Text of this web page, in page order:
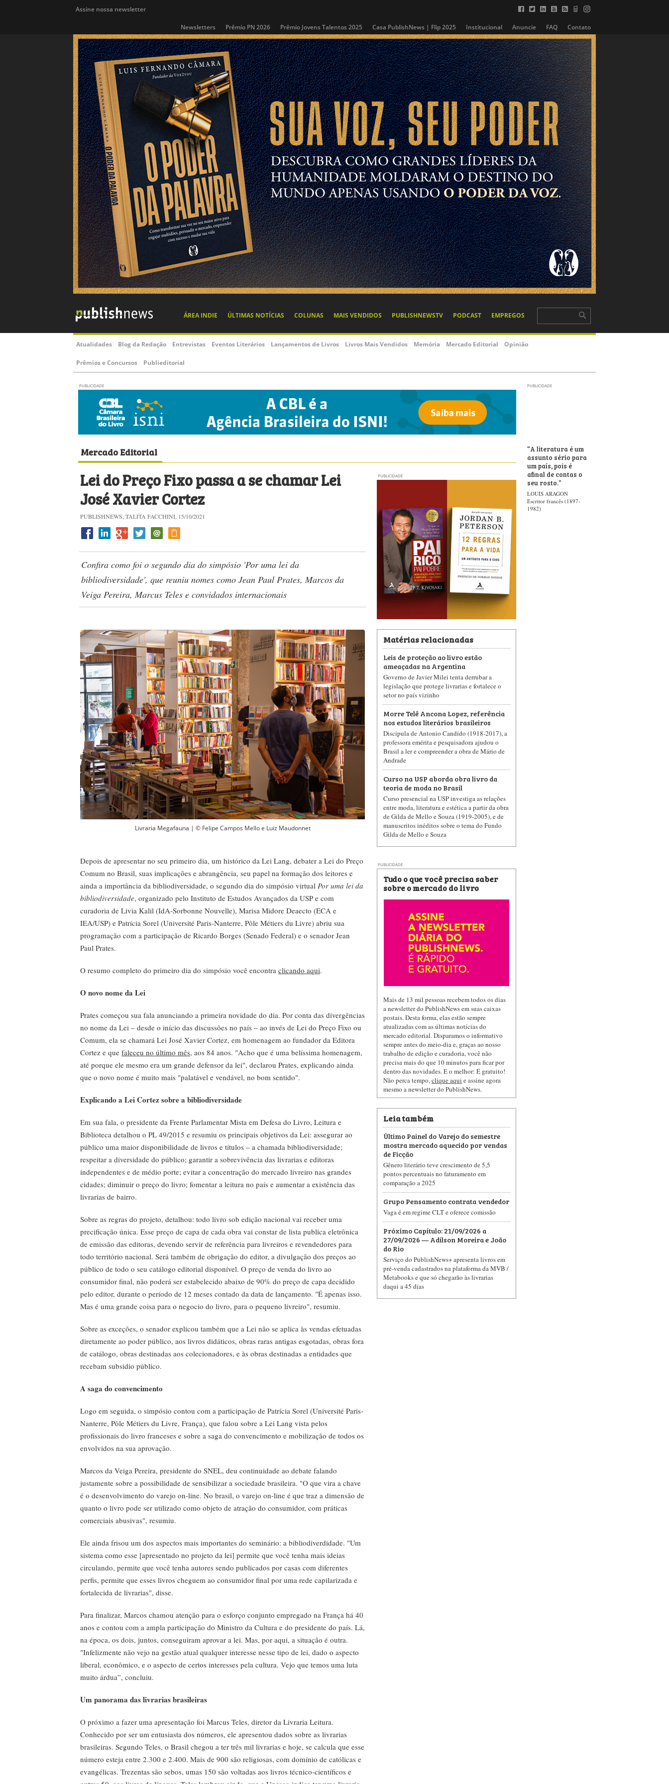
Assine nossa newsletter
Newsletters Prêmio PN 2026 Prêmio Jovens Talentos 2025 Casa PublishNews | Flip 2025 Institucional Anuncie FAQ Contato
ÁREA INDIE ÚLTIMAS NOTÍCIAS COLUNAS MAIS VENDIDOS PUBLISHNEWSTV PODCAST EMPREGOS
Atualidades Blog da Redação Entrevistas Eventos Literários Lançamentos de Livros Livros Mais Vendidos Memória Mercado Editorial Opinião
Prêmios e Concursos Publieditorial
PUBLICIDADE PUBLICIDADE
Mercado Editorial
Lei do Preço Fixo passa a se chamar Lei
José Xavier Cortez
PUBLISHNEWS, TALITA FACCHINI, 15/10/2021
Confira como foi o segundo dia do simpósio 'Por uma lei da
bibliodiversidade', que reuniu nomes como Jean Paul Prates, Marcos da
Veiga Pereira, Marcus Teles e convidados internacionais
Livraria Megafauna | © Felipe Campos Mello e Luiz Maudonnet
Depois de apresentar no seu primeiro dia, um histórico da Lei Lang, debater a Lei do Preço
Comum no Brasil, suas implicações e abrangência, seu papel na formação dos leitores e
ainda a importância da bibliodiversidade, o segundo dia do simpósio virtual Por uma lei da
bibliodiversidade, organizado pelo Instituto de Estudos Avançados da USP e com
curadoria de Livia Kalil (IdA-Sorbonne Nouvelle), Marisa Midore Deaecto (ECA e
IEA/USP) e Patrícia Sorel (Université Paris-Nanterre, Pôle Métiers du Livre) abriu sua
programação com a participação de Ricardo Borges (Senado Federal) e o senador Jean
Paul Prates.
O resumo completo do primeiro dia do simpósio você encontra clicando aqui.
O novo nome da Lei
Prates começou sua fala anunciando a primeira novidade do dia. Por conta das divergências
no nome da Lei – desde o início das discussões no país – ao invés de Lei do Preço Fixo ou
Comum, ela se chamará Lei José Xavier Cortez, em homenagem ao fundador da Editora
Cortez e que faleceu no último mês, aos 84 anos. "Acho que é uma belíssima homenagem,
até porque ele mesmo era um grande defensor da lei", declarou Prates, explicando ainda
que o novo nome é muito mais "palatável e vendável, no bom sentido".
Explicando a Lei Cortez sobre a bibliodiversidade
Em sua fala, o presidente da Frente Parlamentar Mista em Defesa do Livro, Leitura e
Biblioteca detalhou o PL 49/2015 e resumiu os principais objetivos da Lei: assegurar ao
público uma maior disponibilidade de livros e títulos – a chamada bibliodiversidade;
respeitar a diversidade do público; garantir a sobrevivência das livrarias e editoras
independentes e de médio porte; evitar a concentração do mercado livreiro nas grandes
cidades; diminuir o preço do livro; fomentar a leitura no país e aumentar a existência das
livrarias de bairro.
Sobre as regras do projeto, detalhou: todo livro sob edição nacional vai receber uma
precificação única. Esse preço de capa de cada obra vai constar de lista publica eletrônica
de emissão das editoras, devendo servir de referência para livreiros e revendedores para
todo território nacional. Será também de obrigação do editor, a divulgação dos preços ao
público de todo o seu catálogo editorial disponível. O preço de venda do livro ao
consumidor final, não poderá ser estabelecido abaixo de 90% do preço de capa decidido
pelo editor, durante o período de 12 meses contado da data de lançamento. "É apenas isso.
Mas é uma grande coisa para o negocio do livro, para o pequeno livreiro", resumiu.
Sobre as exceções, o senador explicou também que a Lei não se aplica às vendas efetuadas
diretamente ao poder público, aos livros didáticos, obras raras antigas esgotadas, obras fora
de catálogo, obras destinadas aos colecionadores, e às obras destinadas a entidades que
recebam subsidio público.
A saga do convencimento
Logo em seguida, o simpósio contou com a participação de Patrícia Sorel (Université Paris-
Nanterre, Pôle Métiers du Livre, França), que falou sobre a Lei Lang vista pelos
profissionais do livro franceses e sobre a saga do convencimento e mobilização de todos os
envolvidos na sua aprovação.
Marcos da Veiga Pereira, presidente do SNEL, deu continuidade ao debate falando
justamente sobre a possibilidade de sensibilizar a sociedade brasileira. "O que vira a chave
é o desenvolvimento do varejo on-line. No brasil, o varejo on-line é que traz a dimensão de
quanto o livro pode ser utilizado como objeto de atração do consumidor, com práticas
comerciais abusivas", resumiu.
Ele ainda frisou um dos aspectos mais importantes do seminário: a bibliodiverdidade. "Um
sistema como esse [apresentado no projeto da lei] permite que você tenha mais ideias
circulando, permite que você tenha autores sendo publicados por casas com diferentes
perfis, permite que esses livros cheguem ao consumidor final por uma rede capilarizada e
fortalecida de livrarias", disse.
Para finalizar, Marcos chamou atenção para o esforço conjunto empregado na França há 40
anos e contou com a ampla participação do Ministro da Cultura e do presidente do país. Lá,
na época, os dois, juntos, conseguiram aprovar a lei. Mas, por aqui, a situação é outra.
"Infelizmente não vejo na gestão atual qualquer interesse nesse tipo de lei, dado o aspecto
liberal, econômico, e o aspecto de certos interesses pela cultura. Vejo que temos uma luta
muito árdua”, concluiu.
Um panorama das livrarias brasileiras
O próximo a fazer uma apresentação foi Marcus Teles, diretor da Livraria Leitura.
Conhecido por ser um entusiasta dos números, ele apresentou dados sobre as livrarias
brasileiras. Segundo Teles, o Brasil chegou a ter três mil livrarias e hoje, se calcula que esse
número esteja entre 2.300 e 2.400. Mais de 900 são religiosas, com domínio de católicas e
evangélicas. Trezentas são sebos, umas 150 são voltadas aos livros técnico-científicos e
PUBLICIDADE
Matérias relacionadas
Leis de proteção ao livro estão
ameaçadas na Argentina
Governo de Javier Milei tenta derrubar a
legislação que protege livrarias e fortalece o
setor no país vizinho
Morre Telê Ancona Lopez, referência
nos estudos literários brasileiros
Discípula de Antonio Candido (1918-2017), a
professora emérita e pesquisadora ajudou o
Brasil a ler e compreender a obra de Mário de
Andrade
Curso na USP aborda obra livro da
teoria de moda no Brasil
Curso presencial na USP investiga as relações
entre moda, literatura e estética a partir da obra
de Gilda de Mello e Souza (1919-2005), e de
manuscritos inéditos sobre o tema do Fundo
Gilda de Mello e Souza
PUBLICIDADE
Tudo o que você precisa saber
sobre o mercado do livro
Mais de 13 mil pessoas recebem todos os dias
a newsletter do PublishNews em suas caixas
postais. Desta forma, elas estão sempre
atualizadas com as últimas notícias do
mercado editorial. Disparamos o informativo
sempre antes do meio-dia e, graças ao nosso
trabalho de edição e curadoria, você não
precisa mais do que 10 minutos para ficar por
dentro das novidades. E o melhor: É gratuito!
Não perca tempo,clique aqui e assine agora
mesmo a newsletter do PublishNews.
Leia também
Último Painel do Varejo do semestre
mostra mercado aquecido por vendas
de Ficção
Gênero literário teve crescimento de 5,5
pontos percentuais no faturamento em
comparação a 2025
Grupo Pensamento contrata vendedor
Vaga é em regime CLT e oferece comissão
Próximo Capítulo: 21/09/2026 a
27/09/2026 — Adilson Moreira e João
do Rio
Serviço do PublishNews+ apresenta livros em
pré-venda cadastrados na plataforma da MVB /
Metabooks e que só chegarão às livrarias
daqui a 45 dias
“A literatura é um
assunto sério para
um país, pois é
afinal de contas o
seu rosto.”
LOUIS ARAGON
Escritor francês (1897-
1982)